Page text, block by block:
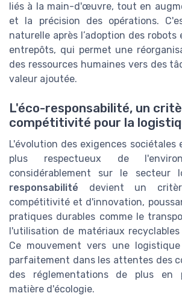
liés à la main-d'œuvre, tout en
et la précision des opérations.
naturelle après l’adoption des robots
entrepôts, qui permet une
des ressources humaines vers des
valeur ajoutée.
L'éco-responsabilité, un
compétitivité pour la
L'évolution des exigences sociétales
plus respectueux de
considérablement sur le secteur
responsabilité devient un
compétitivité et d'innovation,
pratiques durables comme le
l'utilisation de matériaux
Ce mouvement vers une
parfaitement dans les attentes des
des réglementations de plus en
matière d'écologie.